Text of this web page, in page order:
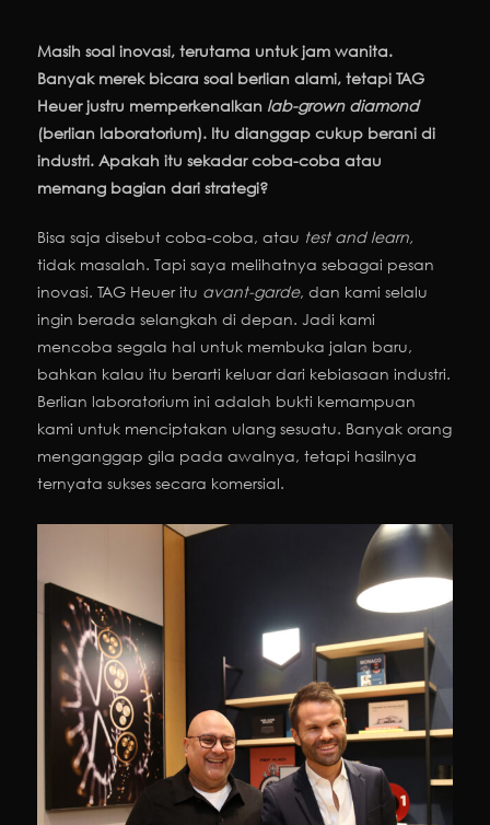
Masih soal inovasi, terutama untuk jam wanita.
Banyak merek bicara soal berlian alami, tetapi TAG
Heuer justru memperkenalkan lab-grown diamond
(berlian laboratorium). Itu dianggap cukup berani di
industri. Apakah itu sekadar coba-coba atau
memang bagian dari strategi?
Bisa saja disebut coba-coba, atau test and learn,
tidak masalah. Tapi saya melihatnya sebagai pesan
inovasi. TAG Heuer itu avant-garde, dan kami selalu
ingin berada selangkah di depan. Jadi kami
mencoba segala hal untuk membuka jalan baru,
bahkan kalau itu berarti keluar dari kebiasaan industri.
Berlian laboratorium ini adalah bukti kemampuan
kami untuk menciptakan ulang sesuatu. Banyak orang
menganggap gila pada awalnya, tetapi hasilnya
ternyata sukses secara komersial.